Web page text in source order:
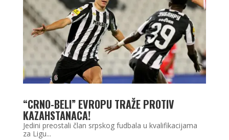
“CRNO-BELI” EVROPU TRAŽE PROTIV
KAZAHSTANACA!
Jedini preostali član srpskog fudbala u kvalifikacijama
za Ligu...